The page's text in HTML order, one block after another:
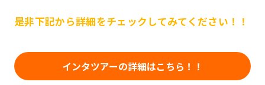
是非下記から詳細をチェックしてみてください！！
インタツアーの詳細はこちら！！